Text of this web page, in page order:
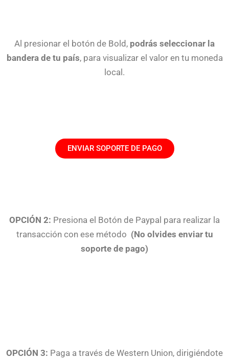
Al presionar el botón de Bold, podrás seleccionar la
bandera de tu país, para visualizar el valor en tu moneda
local.
ENVIAR SOPORTE DE PAGO
OPCIÓN 2: Presiona el Botón de Paypal para realizar la
transacción con ese método (No olvides enviar tu
soporte de pago)
OPCIÓN 3: Paga a través de Western Union, dirigiéndote